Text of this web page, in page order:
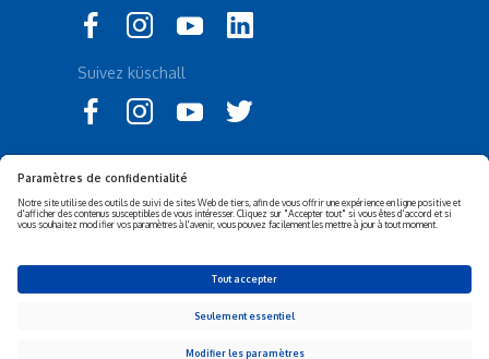
Corporate sustainability
Déclaration d'accessibilité
© 2026 Invacare Corporation - All rights reserved.
Suivez küschall
Instagram
küschall